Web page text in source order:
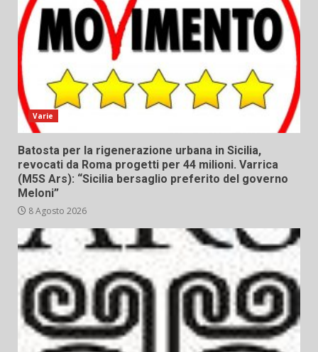
Varie
Batosta per la rigenerazione urbana in Sicilia,
revocati da Roma progetti per 44 milioni. Varrica
(M5S Ars): “Sicilia bersaglio preferito del governo
Meloni”
8 Agosto 2026